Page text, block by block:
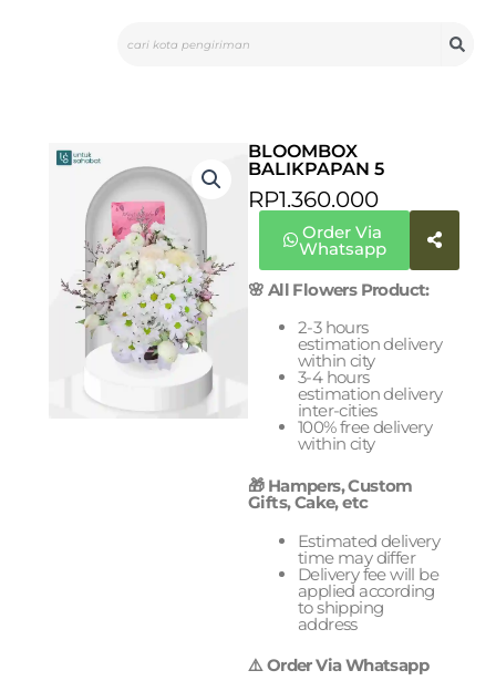
BLOOMBOX
BALIKPAPAN 5
RP1.360.000
Order Via
Whatsapp
🌸 All Flowers Product:
2-3 hours
estimation delivery
within city
3-4 hours
estimation delivery
inter-cities
100% free delivery
within city
🎁 Hampers, Custom
Gifts, Cake, etc
Estimated delivery
time may differ
Delivery fee will be
applied according
to shipping
address
⚠️ Order Via Whatsapp